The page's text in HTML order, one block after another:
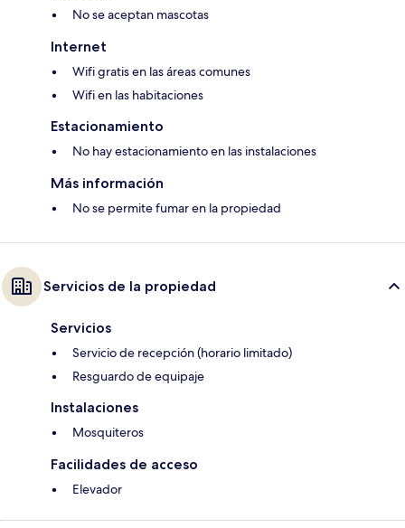
No se aceptan mascotas
Internet
Wifi gratis en las áreas comunes
Wifi en las habitaciones
Estacionamiento
No hay estacionamiento en las instalaciones
Más información
No se permite fumar en la propiedad
Servicios de la propiedad
Servicios
Servicio de recepción (horario limitado)
Resguardo de equipaje
Instalaciones
Mosquiteros
Facilidades de acceso
Elevador